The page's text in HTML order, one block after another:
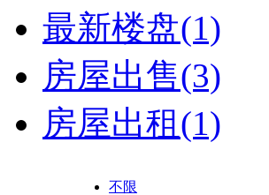
最新楼盘(1)
房屋出售(3)
房屋出租(1)
不限